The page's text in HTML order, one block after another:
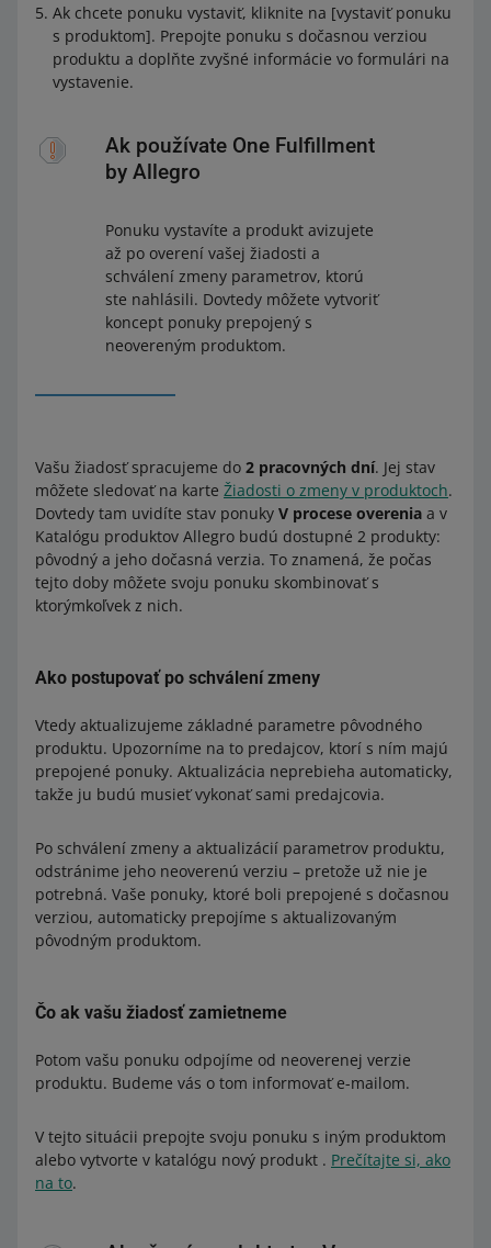
Ak chcete ponuku vystaviť, kliknite na [vystaviť ponuku
s produktom]. Prepojte ponuku s dočasnou verziou
produktu a doplňte zvyšné informácie vo formulári na
vystavenie.
Ak používate One Fulfillment
by Allegro
Ponuku vystavíte a produkt avizujete
až po overení vašej žiadosti a
schválení zmeny parametrov, ktorú
ste nahlásili. Dovtedy môžete vytvoriť
koncept ponuky prepojený s
neovereným produktom.
Vašu žiadosť spracujeme do 2 pracovných dní. Jej stav
môžete sledovať na karte Žiadosti o zmeny v produktoch.
Dovtedy tam uvidíte stav ponuky V procese overenia a v
Katalógu produktov Allegro budú dostupné 2 produkty:
pôvodný a jeho dočasná verzia. To znamená, že počas
tejto doby môžete svoju ponuku skombinovať s
ktorýmkoľvek z nich.
Ako postupovať po schválení zmeny
Vtedy aktualizujeme základné parametre pôvodného
produktu. Upozorníme na to predajcov, ktorí s ním majú
prepojené ponuky. Aktualizácia neprebieha automaticky,
takže ju budú musieť vykonať sami predajcovia.
Po schválení zmeny a aktualizácií parametrov produktu,
odstránime jeho neoverenú verziu – pretože už nie je
potrebná. Vaše ponuky, ktoré boli prepojené s dočasnou
verziou, automaticky prepojíme s aktualizovaným
pôvodným produktom.
Čo ak vašu žiadosť zamietneme
Potom vašu ponuku odpojíme od neoverenej verzie
produktu. Budeme vás o tom informovať e-mailom.
V tejto situácii prepojte svoju ponuku s iným produktom
alebo vytvorte v katalógu nový produkt . Prečítajte si, ako
na to.